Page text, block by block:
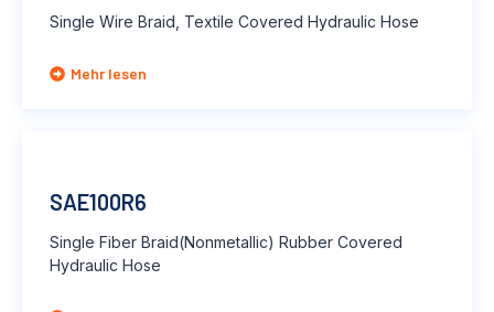
Single Wire Braid, Textile Covered Hydraulic Hose
Mehr lesen
SAE100R6
Single Fiber Braid(Nonmetallic) Rubber Covered
Hydraulic Hose